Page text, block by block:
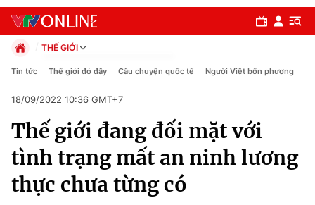
Chuyên mục
Chính trị
Xã hội
THẾ GIỚI
Chính trị
Pháp luật
Kinh tế
Thể thao
Truyền hình
Văn hóa - Giải trí
Tin tức Thế giới đó đây Câu chuyện quốc tế Người Việt bốn phương
18/09/2022 10:36 GMT+7
Thế giới đang đối mặt với
tình trạng mất an ninh lương
thực chưa từng có